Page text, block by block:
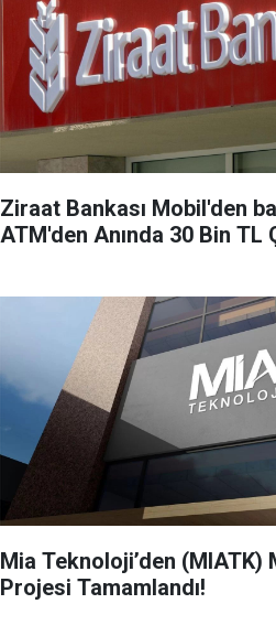
Ziraat Bankası Mobil'den
ATM'den Anında 30 Bin TL
Mia Teknoloji’den (MIATK)
Projesi Tamamlandı!